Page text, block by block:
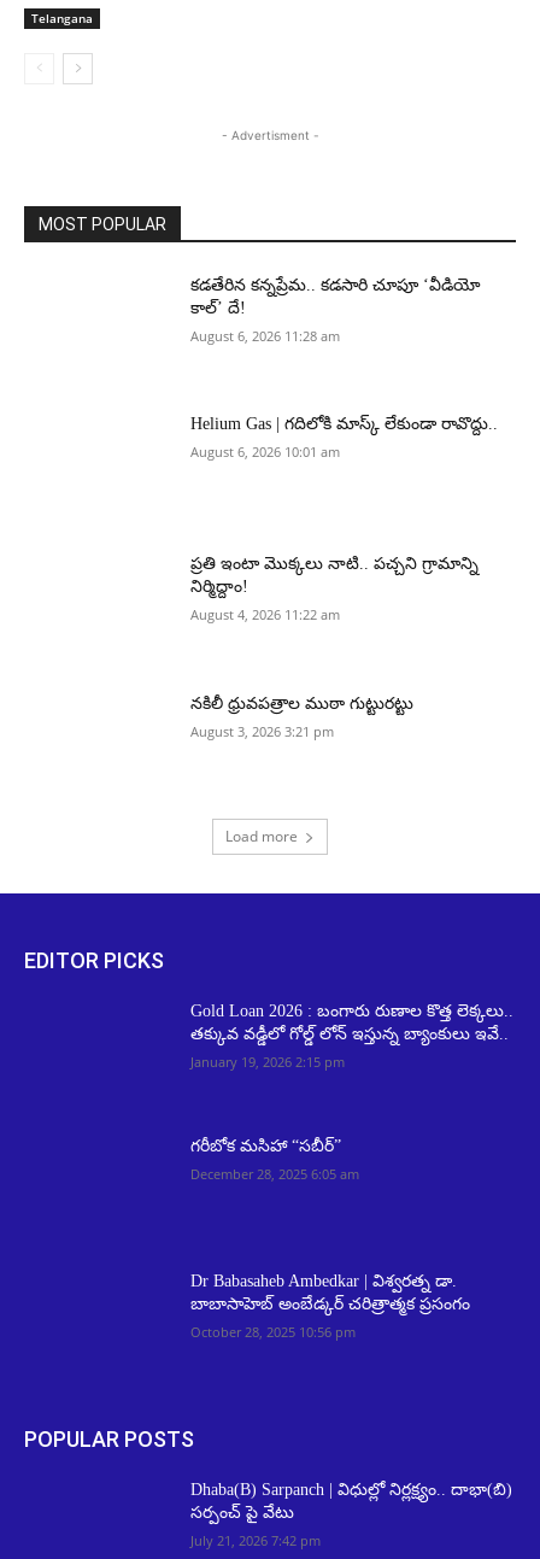
Telangana
- Advertisment -
MOST POPULAR
కడతేరిన కన్నప్రేమ.. కడసారి చూపూ ‘వీడియో
కాల్’ దే!
August 6, 2026 11:28 am
Helium Gas | గదిలోకి మాస్క్ లేకుండా రావొద్దు..
August 6, 2026 10:01 am
ప్రతి ఇంటా మొక్కలు నాటి.. పచ్చని గ్రామాన్ని
నిర్మిద్దాం!
August 4, 2026 11:22 am
నకిలీ ధ్రువపత్రాల ముఠా గుట్టురట్టు
August 3, 2026 3:21 pm
Load more
EDITOR PICKS
Gold Loan 2026 : బంగారు రుణాల కొత్త లెక్కలు..
తక్కువ వడ్డీలో గోల్డ్ లోన్ ఇస్తున్న బ్యాంకులు ఇవే..
January 19, 2026 2:15 pm
గరీబోక మసిహా “సబీర్”
December 28, 2025 6:05 am
Dr Babasaheb Ambedkar | విశ్వరత్న డా.
బాబాసాహెబ్ అంబేడ్కర్ చరిత్రాత్మక ప్రసంగం
October 28, 2025 10:56 pm
POPULAR POSTS
Dhaba(B) Sarpanch | విధుల్లో నిర్లక్ష్యం.. దాభా(బి)
సర్పంచ్ పై వేటు
July 21, 2026 7:42 pm